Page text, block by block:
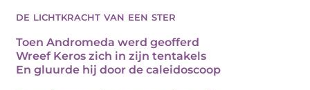
de lichtkracht van een ster
Toen Andromeda werd geofferd
Wreef Keros zich in zijn tentakels
En gluurde hij door de caleidoscoop